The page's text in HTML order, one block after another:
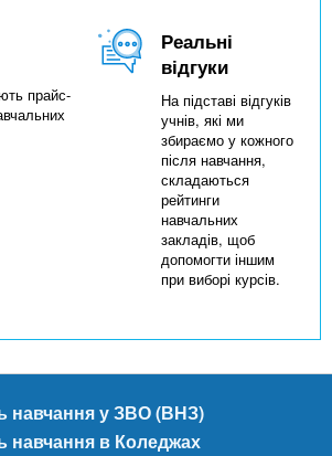
прайс-
Реальні
відгуки
На підставі відгуків
учнів, які ми
збираємо у кожного
після навчання,
складаються
рейтинги
навчальних
закладів, щоб
допомогти іншим
при виборі курсів.
навчання у ЗВО (ВНЗ)
навчання в Коледжах